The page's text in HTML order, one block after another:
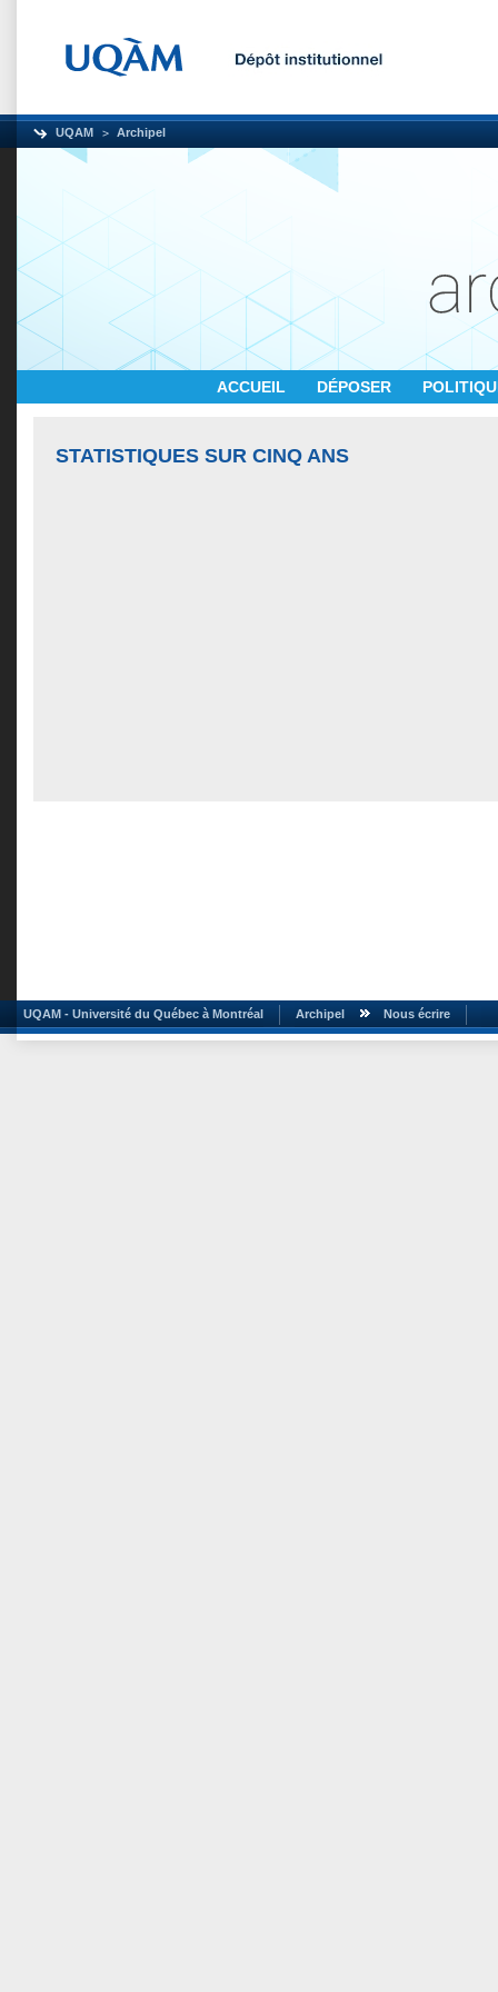
UQAM Archipel
ACCUEIL DÉPOSER
STATISTIQUES SUR CINQ ANS
UQAM - Université du Québec à Montréal Archipel Nous écrire